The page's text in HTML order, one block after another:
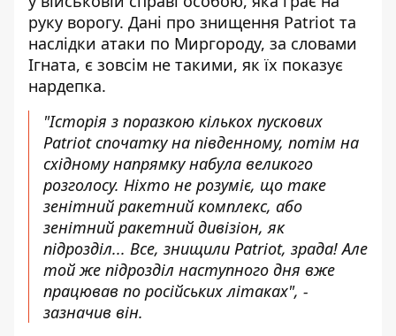
руку ворогу. Дані про знищення Patriot та
наслідки атаки по Миргороду, за словами
Ігната, є зовсім не такими, як їх показує
нардепка.
"Історія з поразкою кількох пускових
Patriot спочатку на південному, потім на
східному напрямку набула великого
розголосу. Ніхто не розуміє, що таке
зенітний ракетний комплекс, або
зенітний ракетний дивізіон, як
підрозділ... Все, знищили Patriot, зрада! Але
той же підрозділ наступного дня вже
працював по російських літаках", -
зазначив він.